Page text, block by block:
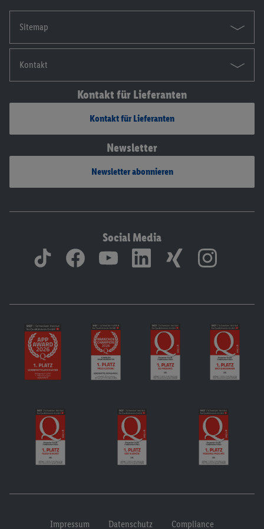
Sitemap
Kontakt
Kontakt für Lieferanten
Kontakt für Lieferanten
Newsletter
Newsletter abonnieren
Social Media
Impressum Datenschutz Compliance